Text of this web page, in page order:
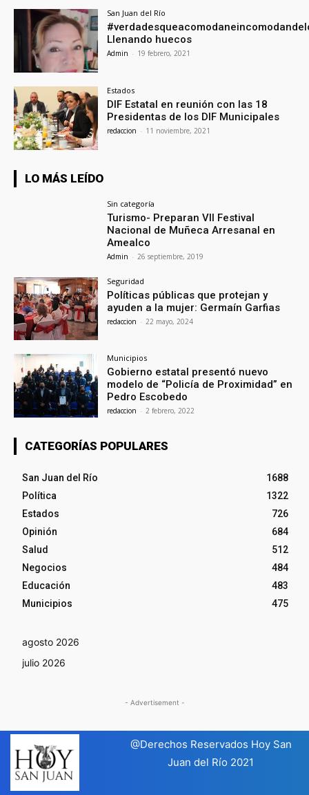
San Juan del Río
Llenando huecos
Admin - 19 febrero, 2021
Estados
DIF Estatal en reunión con las 18
Presidentas de los DIF Municipales
redaccion - 11 noviembre, 2021
LO MÁS LEÍDO
Sin categoría
Turismo- Preparan VII Festival
Nacional de Muñeca Arresanal en
Amealco
Admin - 26 septiembre, 2019
Seguridad
Políticas públicas que protejan y
ayuden a la mujer: Germaín Garfias
redaccion - 22 mayo, 2024
Municipios
Gobierno estatal presentó nuevo
modelo de “Policía de Proximidad” en
Pedro Escobedo
redaccion - 2 febrero, 2022
CATEGORÍAS POPULARES
San Juan del Río
1688
Política
1322
Estados
726
Opinión
684
Salud
512
Negocios
484
Educación
483
Municipios
475
agosto 2026
julio 2026
- Advertisement -
@Derechos Reservados Hoy San
Juan del Río 2021